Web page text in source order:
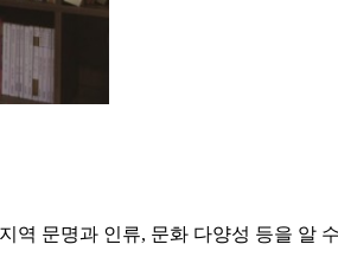
문명과 인류, 문화 다양성 등을 알